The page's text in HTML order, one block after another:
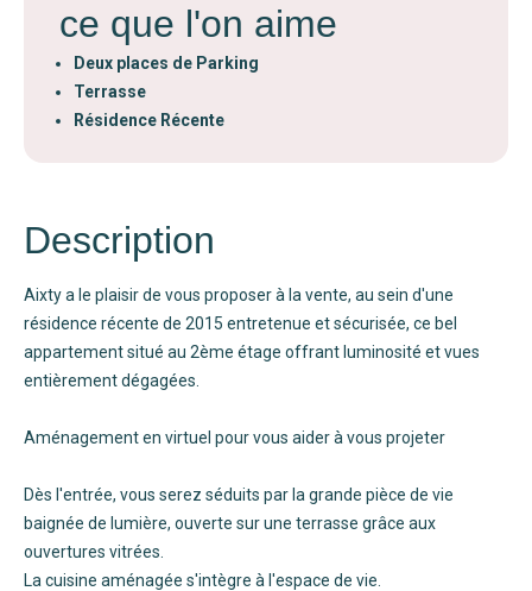
ce que l'on aime
Deux places de Parking
Terrasse
Résidence Récente
Description
Aixty a le plaisir de vous proposer à la vente, au sein d'une
résidence récente de 2015 entretenue et sécurisée, ce bel
appartement situé au 2ème étage offrant luminosité et vues
entièrement dégagées.
Aménagement en virtuel pour vous aider à vous projeter
Dès l'entrée, vous serez séduits par la grande pièce de vie
baignée de lumière, ouverte sur une terrasse grâce aux
ouvertures vitrées.
La cuisine aménagée s'intègre à l'espace de vie.